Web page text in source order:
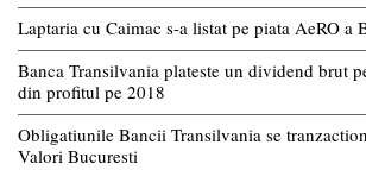
Laptaria cu Caimac s-a listat pe piata AeRO a
Banca Transilvania plateste un dividend brut
din profitul pe 2018
Obligatiunile Bancii Transilvania se
Valori Bucuresti